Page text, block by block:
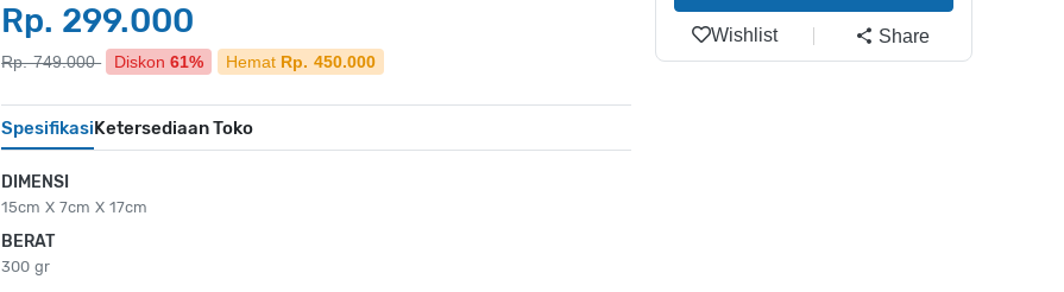
Rp. 299.000
Rp. 749.000 Diskon 61% Hemat Rp. 450.000
SpesifikasiKetersediaan Toko
DIMENSI
15cm X 7cm X 17cm
BERAT
300 gr
Wishlist Share